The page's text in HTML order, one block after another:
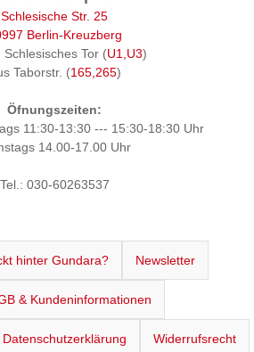
Schlesische Str. 25
Berlin-Kreuzberg
Schlesisches Tor (U1,U3)
Taborstr. (165,265)
Öfnungszeiten:
11:30-13:30 --- 15:30-18:30 Uhr
14.00-17.00 Uhr
Tel.: 030-60263537
hinter Gundara? Newsletter
& Kundeninformationen
Datenschutzerklärung Widerrufsrecht